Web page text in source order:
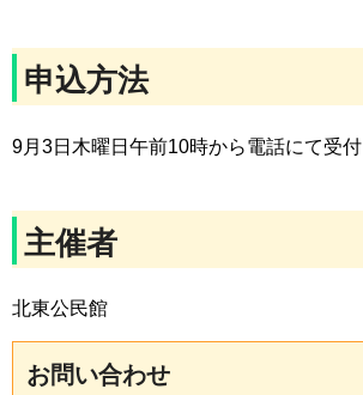
申込方法
9月3日木曜日午前10時から電話にて受付
主催者
北東公民館
お問い合わせ